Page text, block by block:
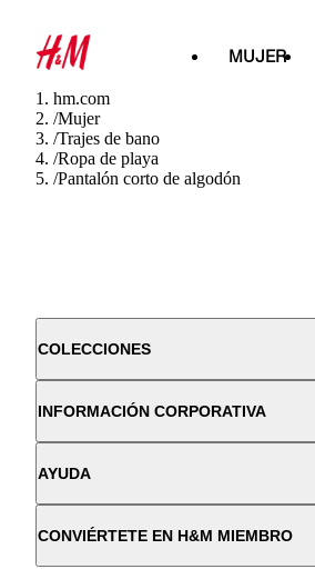
MUJER
hm.com
/Mujer
/Trajes de bano
/Ropa de playa
/Pantalón corto de algodón
COLECCIONES
INFORMACIÓN CORPORATIVA
AYUDA
CONVIÉRTETE EN H&M MIEMBRO